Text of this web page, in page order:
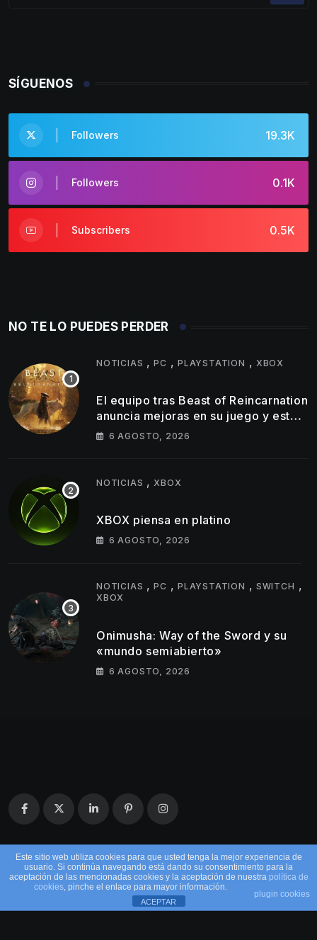
SÍGUENOS
19.3K
Followers
0.1K
Followers
0.5K
Subscribers
NO TE LO PUEDES PERDER
NOTICIAS ,PC ,PLAYSTATION , XBOX
El equipo tras Beast of Reincarnation
anuncia mejoras en su juego y estos
son los primeros cambios que
6 AGOSTO, 2026
NOTICIAS , XBOX
XBOX piensa en platino
6 AGOSTO, 2026
NOTICIAS ,PC ,PLAYSTATION , SWITCH ,
XBOX
Onimusha: Way of the Sword y su
«mundo semiabierto»
6 AGOSTO, 2026
© 2026 EntreMandos. Todos los derechos
Este sitio web utiliza cookies para que usted tenga la mejor experiencia de
usuario. Si continúa navegando está dando su consentimiento para la
aceptación de las mencionadas cookies y la aceptación de nuestra política de
cookies, pinche el enlace para mayor información.
plugin cookies
ACEPTAR